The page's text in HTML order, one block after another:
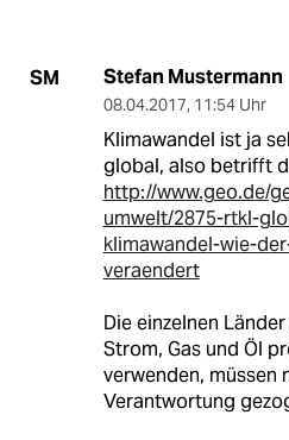
SM Stefan Mustermann
08.04.2017, 11:54 Uhr
Klimawandel ist ja
global, also betrifft
http://www.geo.de/
umwelt/2875-rtkl-
klimawandel-wie-
veraendert
Die einzelnen
Strom, Gas und Öl
verwenden, müssen
Verantwortung